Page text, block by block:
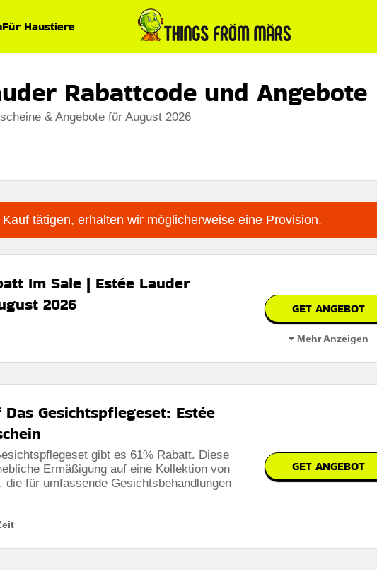
Für Haustiere
Rabattcode und Angebote
& Angebote für August 2026
tätigen, erhalten wir möglicherweise eine Provision.
Im Sale | Estée Lauder
2026
Mehr Anzeigen
GET ANGEBOT
kombinierbar
finden sie auf der website des händlers
Gesichtspflegeset: Estée
gibt es 61% Rabatt. Diese
Ermäßigung auf eine Kollektion von
die für umfassende Gesichtsbehandlungen
GET ANGEBOT